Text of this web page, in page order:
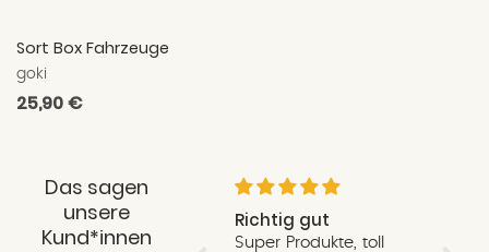
Sort Box Fahrzeuge
goki
Normaler
25,90 €
Das sagen
unsere
Kund*innen
Liebevoll verpackt,
schnell, Qualitativ,
Richtig gut
Super Produkte, toll